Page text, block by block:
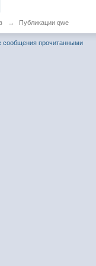
→ Публикации qwe
сообщения прочитанными